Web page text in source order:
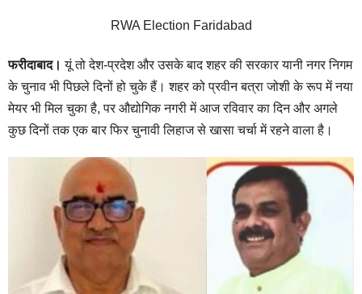
RWA Election Faridabad
फरीदाबाद। यूं तो देश-प्रदेश और उसके बाद शहर की सरकार यानी नगर निगम
के चुनाव भी पिछले दिनों हो चुके हैं। शहर को प्रवीन बत्रा जोशी के रूप में नया
मेयर भी मिल चुका है, पर औद्योगिक नगरी में आज रविवार का दिन और अगले
कुछ दिनों तक एक बार फिर चुनावी लिहाज से खासा चर्चा में रहने वाला है।